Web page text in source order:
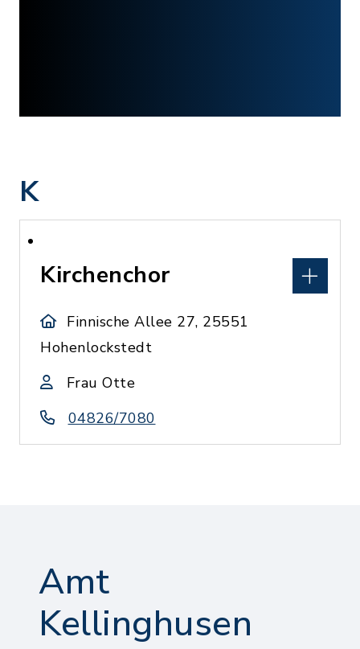
K
Kirchenchor
Finnische Allee 27, 25551
Hohenlockstedt
Frau Otte
04826/7080
Amt
Kellinghusen